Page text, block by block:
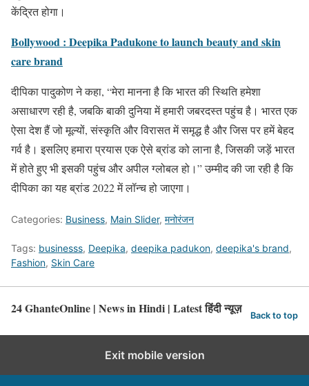
केंद्रित होगा।
Bollywood : Deepika Padukone to launch beauty and skin
care brand
दीपिका पादुकोण ने कहा, “मेरा मानना ​​है कि भारत की स्थिति हमेशा
असाधारण रही है, जबकि बाकी दुनिया में हमारी जबरदस्त पहुंच है। भारत एक
ऐसा देश हैं जो मूल्यों, संस्कृति और विरासत में समृद्ध है और जिस पर हमें बेहद
गर्व है। इसलिए हमारा प्रयास एक ऐसे ब्रांड को लाना है, जिसकी जड़ें भारत
में होते हुए भी इसकी पहुंच और अपील ग्लोबल हो।” उम्मीद की जा रही है कि
दीपिका का यह ब्रांड 2022 में लॉन्च हो जाएगा।
Categories: Business, Main Slider, मनोरंजन
Tags: businesss, Deepika, deepika padukon, deepika's brand,
Fashion, Skin Care
24 GhanteOnline | News in Hindi | Latest हिंदी न्यूज़ Back to top
Exit mobile version